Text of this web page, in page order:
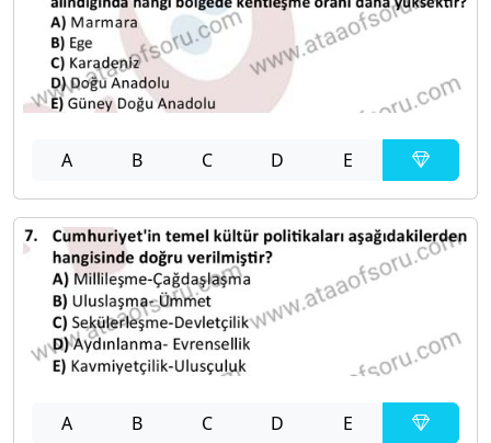
A B C D E
A B C D E